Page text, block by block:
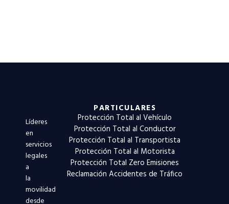
Líderes
en
servicios
legales
a
la
movilidad
desde
PARTICULARES
Protección Total al Vehículo
Protección Total al Conductor
Protección Total al Transportista
Protección Total al Motorista
Protección Total Zero Emisiones
Reclamación Accidentes de Tráfico